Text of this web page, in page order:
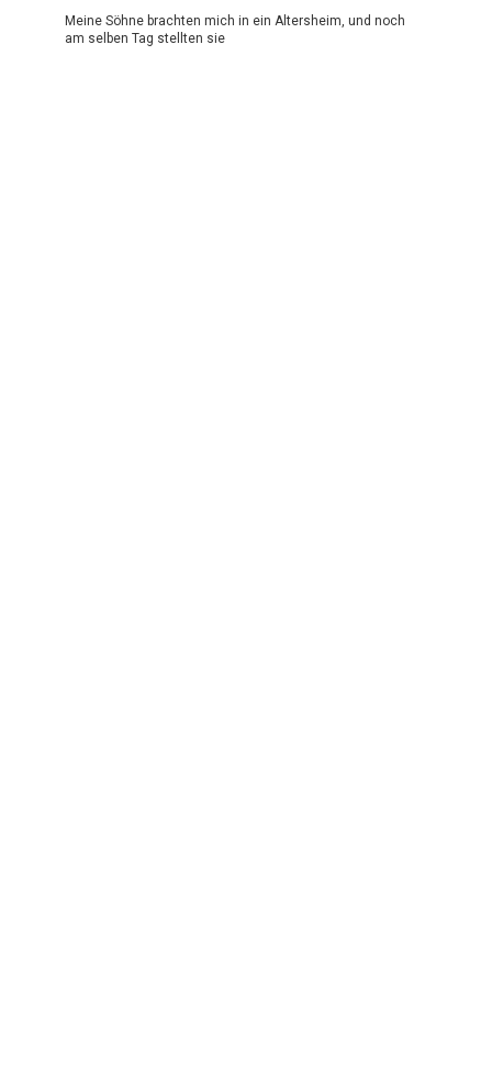
Meine Söhne brachten mich in ein Altersheim, und noch
am selben Tag stellten sie